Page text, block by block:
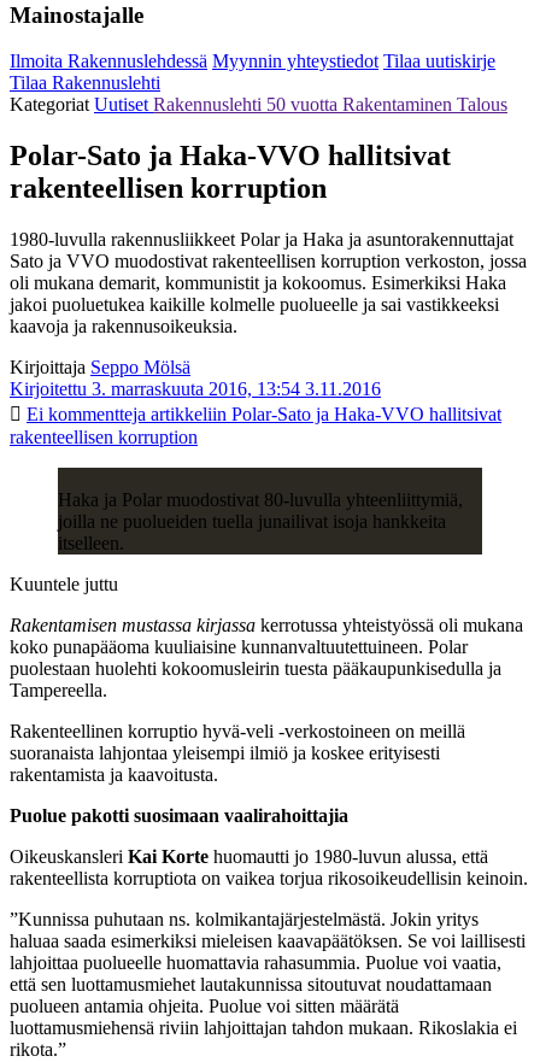
Mainostajalle
Ilmoita Rakennuslehdessä Myynnin yhteystiedot Tilaa uutiskirje
Tilaa Rakennuslehti
KategoriatUutisetRakennuslehti 50 vuotta Rakentaminen Talous
Polar-Sato ja Haka-VVO hallitsivat
rakenteellisen korruption
1980-luvulla rakennusliikkeet Polar ja Haka ja asuntorakennuttajat
Sato ja VVO muodostivat rakenteellisen korruption verkoston, jossa
oli mukana demarit, kommunistit ja kokoomus. Esimerkiksi Haka
jakoi puoluetukea kaikille kolmelle puolueelle ja sai vastikkeeksi
kaavoja ja rakennusoikeuksia.
Kirjoittaja Seppo Mölsä
Kirjoitettu 3. marraskuuta 2016, 13:54 3.11.2016
Ei kommentteja artikkeliin Polar-Sato ja Haka-VVO hallitsivat
rakenteellisen korruption
Haka ja Polar muodostivat 80-luvulla yhteenliittymiä,
joilla ne puolueiden tuella junailivat isoja hankkeita
itselleen.
Kuuntele juttu
Rakentamisen mustassa kirjassa kerrotussa yhteistyössä oli mukana
koko punapääoma kuuliaisine kunnanvaltuutettuineen. Polar
puolestaan huolehti kokoomusleirin tuesta pääkaupunkisedulla ja
Tampereella.
Rakenteellinen korruptio hyvä-veli -verkostoineen on meillä
suoranaista lahjontaa yleisempi ilmiö ja koskee erityisesti
rakentamista ja kaavoitusta.
Puolue pakotti suosimaan vaalirahoittajia
Oikeuskansleri Kai Korte huomautti jo 1980-luvun alussa, että
rakenteellista korruptiota on vaikea torjua rikosoikeudellisin keinoin.
”Kunnissa puhutaan ns. kolmikantajärjestelmästä. Jokin yritys
haluaa saada esimerkiksi mieleisen kaavapäätöksen. Se voi laillisesti
lahjoittaa puolueelle huomattavia rahasummia. Puolue voi vaatia,
että sen luottamusmiehet lautakunnissa sitoutuvat noudattamaan
puolueen antamia ohjeita. Puolue voi sitten määrätä
luottamusmiehensä riviin lahjoittajan tahdon mukaan. Rikoslakia ei
rikota.”